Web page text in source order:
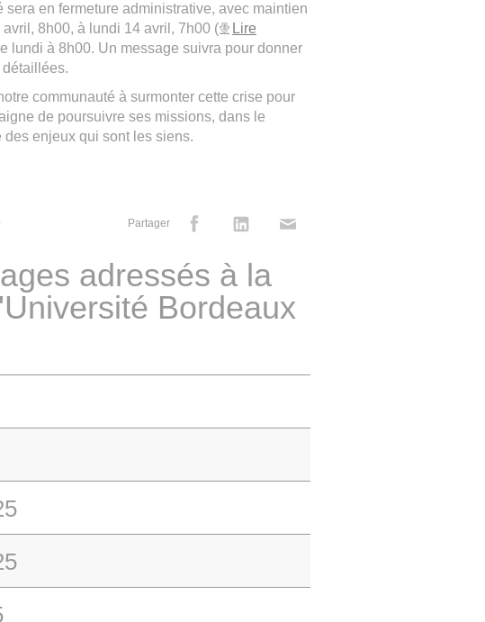
sera en fermeture administrative, avec maintien
8h00, à lundi 14 avril, 7h00 (
Lire
lundi à 8h00. Un message suivra pour donner
communauté à surmonter cette crise pour
de poursuivre ses missions, dans le
enjeux qui sont les siens.
Partager
adressés à la
Bordeaux